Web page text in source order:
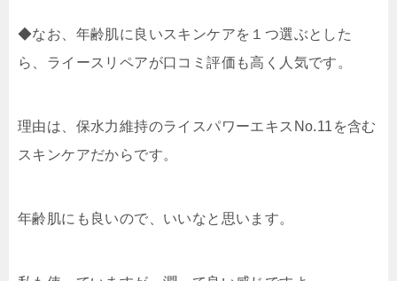
◆なお、年齢肌に良いスキンケアを１つ選ぶとした
ら、ライースリペアが口コミ評価も高く人気です。
理由は、保水力維持のライスパワーエキスNo.11を含む
スキンケアだからです。
年齢肌にも良いので、いいなと思います。